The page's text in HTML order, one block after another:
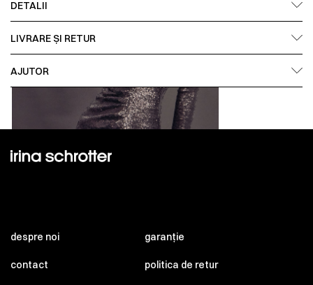
DETALII
LIVRARE ȘI RETUR
AJUTOR
despre noi
contact
garanție
politica de retur